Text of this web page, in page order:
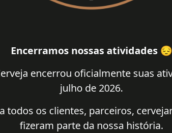
Encerramos nossas atividades 😔
encerrou oficialmente suas
julho de 2026.
todos os clientes, parceiros,
fizeram parte da nossa história.